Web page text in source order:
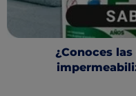
¿Conoces